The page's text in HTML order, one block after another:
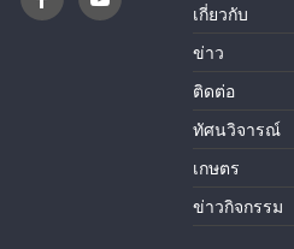
เกี่ยวกับ
ข่าว
ติดต่อ
ทัศนวิจารณ์
เกษตร
ข่าวกิจกรรม